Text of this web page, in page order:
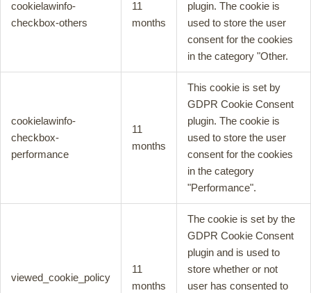
cookielawinfo-
checkbox-others
11
months
plugin. The cookie is
used to store the user
consent for the cookies
in the category "Other.
cookielawinfo-
checkbox-
performance
11
months
This cookie is set by
GDPR Cookie Consent
plugin. The cookie is
used to store the user
consent for the cookies
in the category
"Performance".
viewed_cookie_policy
11
months
The cookie is set by the
GDPR Cookie Consent
plugin and is used to
store whether or not
user has consented to